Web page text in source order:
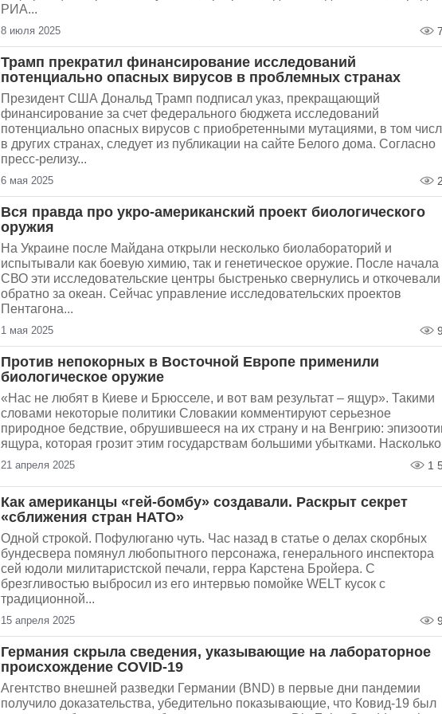
РИА...
8 июля 2025
Трамп прекратил финансирование исследований
потенциально опасных вирусов в проблемных странах
Президент США Дональд Трамп подписал указ, прекращающий
финансирование за счет федерального бюджета исследований
потенциально опасных вирусов с приобретенными мутациями, в том
в других странах, следует из публикации на сайте Белого дома. Согласно
пресс-релизу...
6 мая 2025
Вся правда про укро-американский проект биологического
оружия
На Украине после Майдана открыли несколько биолабораторий и
испытывали как боевую химию, так и генетическое оружие. После начала
СВО эти исследовательские центры быстренько свернулись и откочевали
обратно за океан. Сейчас управление исследовательских проектов
Пентагона...
1 мая 2025
Против непокорных в Восточной Европе применили
биологическое оружие
«Нас не любят в Киеве и Брюсселе, и вот вам результат – ящур». Такими
словами некоторые политики Словакии комментируют серьезное
природное бедствие, обрушившееся на их страну и на Венгрию:
ящура, которая грозит этим государствам большими убытками.
21 апреля 2025 1
Как американцы «гей-бомбу» создавали. Раскрыт секрет
«сближения стран НАТО»
Одной строкой. Пофулюганю чуть. Час назад в статье о делах скорбных
бундесвера помянул любопытного персонажа, генерального инспектора
сей юдоли милитаристской печали, герра Карстена Бройера. С
брезгливостью выбросил из его интервью помойке WELT кусок с
традиционной...
15 апреля 2025
Германия скрыла сведения, указывающие на лабораторное
происхождение COVID-19
Агентство внешней разведки Германии (BND) в первые дни пандемии
получило доказательства, убедительно показывающие, что Ковид-19 был